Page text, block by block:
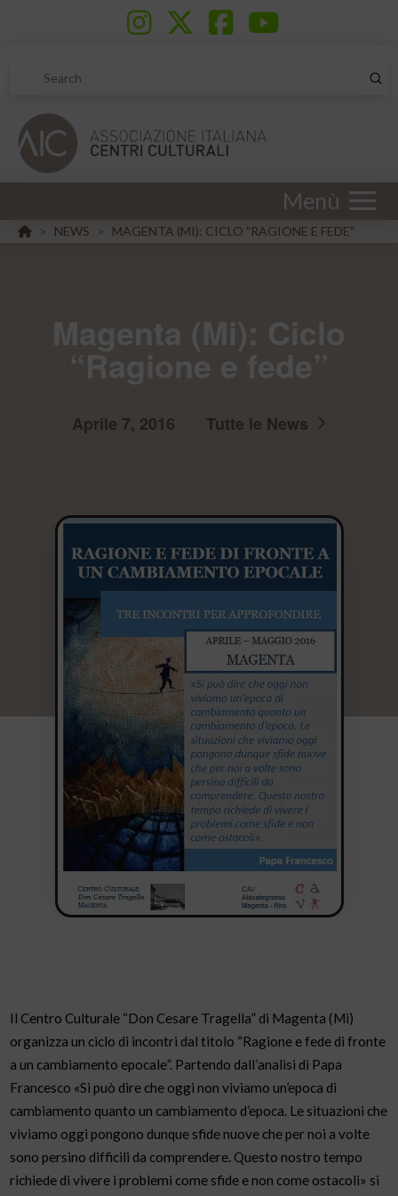
Search
Menù
HOME
> NEWS > MAGENTA (MI): CICLO "RAGIONE E FEDE"
Aprile 7, 2016 Tutte le News
Il Centro Culturale “Don Cesare Tragella” di Magenta (Mi)
organizza un ciclo di incontri dal titolo “Ragione e fede di fronte
a un cambiamento epocale”. Partendo dall’analisi di Papa
Francesco «Si può dire che oggi non viviamo un’epoca di
cambiamento quanto un cambiamento d’epoca. Le situazioni che
viviamo oggi pongono dunque sfide nuove che per noi a volte
sono persino difficili da comprendere. Questo nostro tempo
richiede di vivere i problemi come sfide e non come ostacoli» si